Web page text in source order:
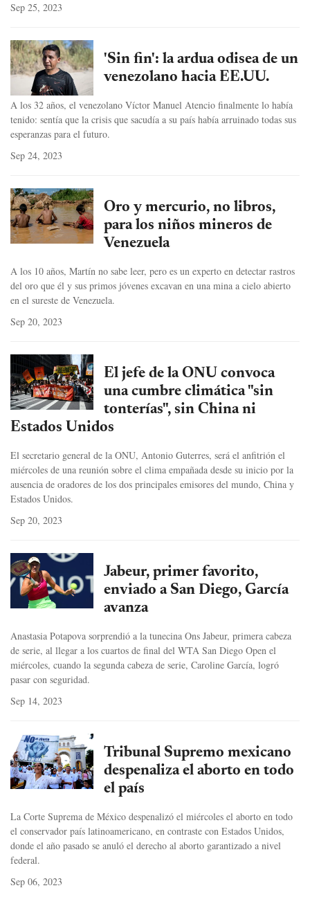
Sep 25, 2023
'Sin fin': la ardua odisea de un
venezolano hacia EE.UU.
A los 32 años, el venezolano Víctor Manuel Atencio finalmente lo había
tenido: sentía que la crisis que sacudía a su país había arruinado todas sus
esperanzas para el futuro.
Sep 24, 2023
Oro y mercurio, no libros,
para los niños mineros de
Venezuela
A los 10 años, Martín no sabe leer, pero es un experto en detectar rastros
del oro que él y sus primos jóvenes excavan en una mina a cielo abierto
en el sureste de Venezuela.
Sep 20, 2023
El jefe de la ONU convoca
una cumbre climática "sin
tonterías", sin China ni
Estados Unidos
El secretario general de la ONU, Antonio Guterres, será el anfitrión el
miércoles de una reunión sobre el clima empañada desde su inicio por la
ausencia de oradores de los dos principales emisores del mundo, China y
Estados Unidos.
Sep 20, 2023
Jabeur, primer favorito,
enviado a San Diego, García
avanza
Anastasia Potapova sorprendió a la tunecina Ons Jabeur, primera cabeza
de serie, al llegar a los cuartos de final del WTA San Diego Open el
miércoles, cuando la segunda cabeza de serie, Caroline García, logró
pasar con seguridad.
Sep 14, 2023
Tribunal Supremo mexicano
despenaliza el aborto en todo
el país
La Corte Suprema de México despenalizó el miércoles el aborto en todo
el conservador país latinoamericano, en contraste con Estados Unidos,
donde el año pasado se anuló el derecho al aborto garantizado a nivel
federal.
Sep 06, 2023